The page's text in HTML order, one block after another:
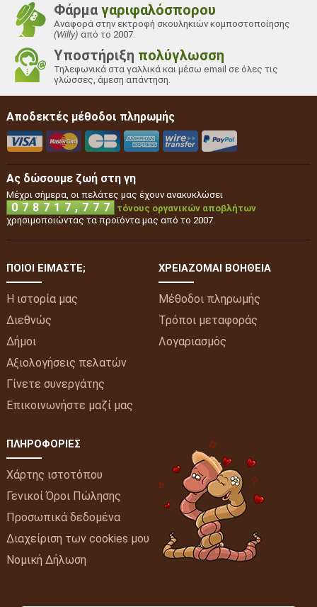
Φάρμαγαριφαλόσπορου
Αναφορά στην εκτροφή σκουληκιών κομποστοποίησης
(Willy) από το 2007.
Υποστήριξη πολύγλωσση
Τηλεφωνικά στα γαλλικά και μέσω email σε όλες τις
γλώσσες, άμεση απάντηση.
Αποδεκτές μέθοδοι πληρωμής
Ας δώσουμε ζωή στη γη
Μέχρι σήμερα, οι πελάτες μας έχουν ανακυκλώσει
0 7 8 7 1 7 , 7 7 7
τόνους οργανικών αποβλήτων
χρησιμοποιώντας τα προϊόντα μας από το 2007.
ΠΟΙΟΙ ΕΊΜΑΣΤΕ;
Η ιστορία μας
Διεθνώς
Δήμοι
Αξιολογήσεις πελατών
Γίνετε συνεργάτης
Επικοινωνήστε μαζί μας
ΧΡΕΙΆΖΟΜΑΙ ΒΟΉΘΕΙΑ
Μέθοδοι πληρωμής
Τρόποι μεταφοράς
Λογαριασμός
ΠΛΗΡΟΦΟΡΊΕΣ
Χάρτης ιστοτόπου
Γενικοί Όροι Πώλησης
Προσωπικά δεδομένα
Διαχείριση των cookies μου
Νομική Δήλωση